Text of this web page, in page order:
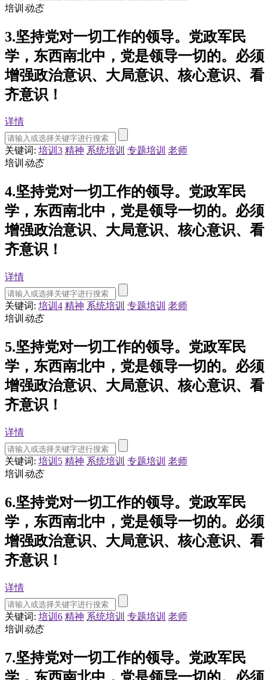
培训 动态
3.坚持党对一切工作的领导。党政军民
学，东西南北中，党是领导一切的。必须
增强政治意识、大局意识、核心意识、看
齐意识！
详情
关键词: 培训3 精神 系统培训 专题培训 老师
培训 动态
4.坚持党对一切工作的领导。党政军民
学，东西南北中，党是领导一切的。必须
增强政治意识、大局意识、核心意识、看
齐意识！
详情
关键词: 培训4 精神 系统培训 专题培训 老师
培训 动态
5.坚持党对一切工作的领导。党政军民
学，东西南北中，党是领导一切的。必须
增强政治意识、大局意识、核心意识、看
齐意识！
详情
关键词: 培训5 精神 系统培训 专题培训 老师
培训 动态
6.坚持党对一切工作的领导。党政军民
学，东西南北中，党是领导一切的。必须
增强政治意识、大局意识、核心意识、看
齐意识！
详情
关键词: 培训6 精神 系统培训 专题培训 老师
培训 动态
7.坚持党对一切工作的领导。党政军民
学，东西南北中，党是领导一切的。必须